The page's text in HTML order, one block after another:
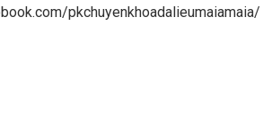
pkchuyenkhoadalieumaiamaia/